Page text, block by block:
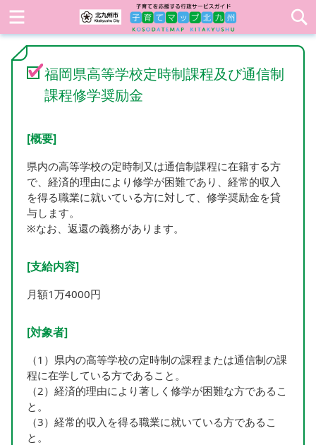
福岡県高等学校定時制課程及び通信制
課程修学奨励金
[概要]
県内の高等学校の定時制又は通信制課程に在籍する方
で、経済的理由により修学が困難であり、経常的収入
を得る職業に就いている方に対して、修学奨励金を貸
与します。
※なお、返還の義務があります。
[支給内容]
月額1万4000円
[対象者]
（1）県内の高等学校の定時制の課程または通信制の課
程に在学している方であること。
（2）経済的理由により著しく修学が困難な方であるこ
と。
（3）経常的収入を得る職業に就いている方であるこ
と。